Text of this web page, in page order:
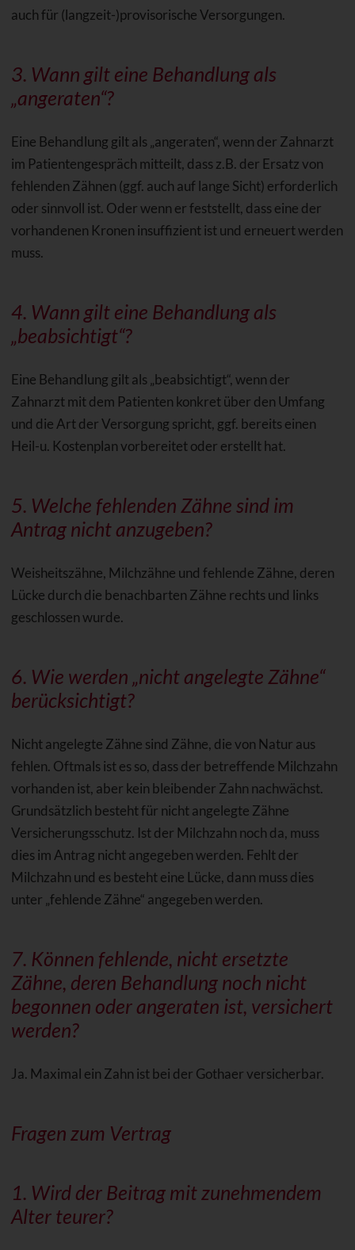
auch für (langzeit-)provisorische Versorgungen.
3. Wann gilt eine Behandlung als
„angeraten“?
Eine Behandlung gilt als „angeraten“, wenn der Zahnarzt
im Patientengespräch mitteilt, dass z.B. der Ersatz von
fehlenden Zähnen (ggf. auch auf lange Sicht) erforderlich
oder sinnvoll ist. Oder wenn er feststellt, dass eine der
vorhandenen Kronen insuffizient ist und erneuert werden
muss.
4. Wann gilt eine Behandlung als
„beabsichtigt“?
Eine Behandlung gilt als „beabsichtigt“, wenn der
Zahnarzt mit dem Patienten konkret über den Umfang
und die Art der Versorgung spricht, ggf. bereits einen
Heil-u. Kostenplan vorbereitet oder erstellt hat.
5. Welche fehlenden Zähne sind im
Antrag nicht anzugeben?
Weisheitszähne, Milchzähne und fehlende Zähne, deren
Lücke durch die benachbarten Zähne rechts und links
geschlossen wurde.
6. Wie werden „nicht angelegte Zähne“
berücksichtigt?
Nicht angelegte Zähne sind Zähne, die von Natur aus
fehlen. Oftmals ist es so, dass der betreffende Milchzahn
vorhanden ist, aber kein bleibender Zahn nachwächst.
Grundsätzlich besteht für nicht angelegte Zähne
Versicherungsschutz. Ist der Milchzahn noch da, muss
dies im Antrag nicht angegeben werden. Fehlt der
Milchzahn und es besteht eine Lücke, dann muss dies
unter „fehlende Zähne“ angegeben werden.
7. Können fehlende, nicht ersetzte
Zähne, deren Behandlung noch nicht
begonnen oder angeraten ist, versichert
werden?
Ja. Maximal ein Zahn ist bei der Gothaer versicherbar.
Fragen zum Vertrag
1. Wird der Beitrag mit zunehmendem
Alterteurer?